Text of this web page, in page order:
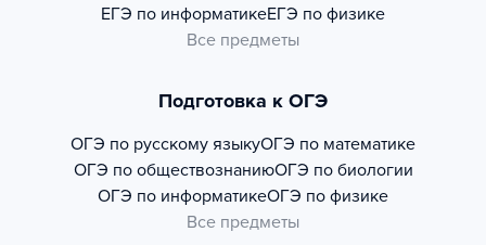
ЕГЭ по информатикеЕГЭ по физике
Все предметы
Подготовка к ОГЭ
ОГЭ по русскому языкуОГЭ по математике
ОГЭ по обществознаниюОГЭ по биологии
ОГЭ по информатикеОГЭ по физике
Все предметы